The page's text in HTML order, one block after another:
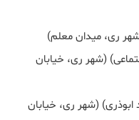
ری، میدان معلم)
(شهر ری، خیابان
(شهر ری، خیابان